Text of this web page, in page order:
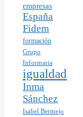
empresas
España
Fidem
formación
Grupo
Informaria
igualdad
Inma
Sánchez
Isabel Bermejo